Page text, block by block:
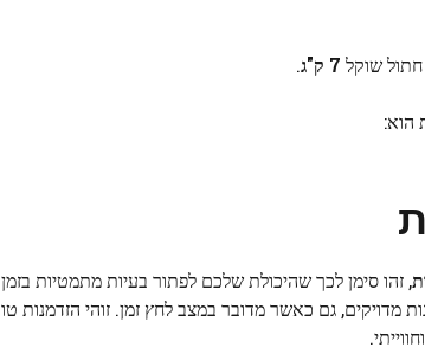
חתול שוקל 7 ק"ג .
הוא:
, זהו סימן לכך שהיכולת שלכם לפתור בעיות מתמטיות
מדויקים, גם כאשר מדובר במצב לחץ זמן. זוהי הזדמנות